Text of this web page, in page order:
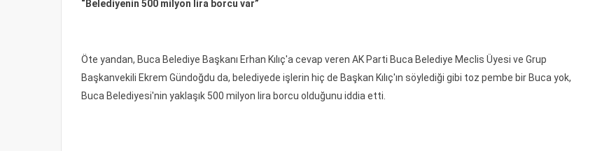
“Belediyenin 500 milyon lira borcu var”
Öte yandan, Buca Belediye Başkanı Erhan Kılıç'a cevap veren AK Parti Buca Belediye Meclis Üyesi ve Grup
Başkanvekili Ekrem Gündoğdu da, belediyede işlerin hiç de Başkan Kılıç'ın söylediği gibi toz pembe bir Buca yok,
Buca Belediyesi'nin yaklaşık 500 milyon lira borcu olduğunu iddia etti.